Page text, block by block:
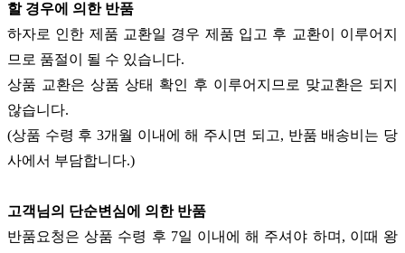
할 경우에 의한 반품
하자로 인한 제품 교환일 경우 제품 입고 후 교환이 이루어지
므로 품절이 될 수 있습니다.
상품 교환은 상품 상태 확인 후 이루어지므로 맞교환은 되지
않습니다.
(상품 수령 후 3개월 이내에 해 주시면 되고, 반품 배송비는 당
사에서 부담합니다.)
고객님의 단순변심에 의한 반품
반품요청은 상품 수령 후 7일 이내에 해 주셔야 하며, 이때 왕